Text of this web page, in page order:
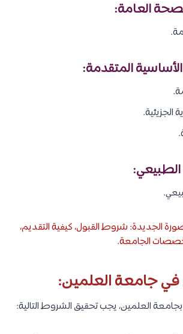
الجزيئية.
الجديدة: شروط القبول، كيفية التقديم،
الجامعة.
جامعة العلمين:
العلمين، يجب تحقيق الشروط التالية: